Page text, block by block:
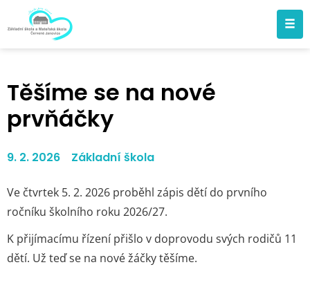
Těšíme se na nové
prvňáčky
9. 2. 2026 Základní škola
Ve čtvrtek 5. 2. 2026 proběhl zápis dětí do prvního
ročníku školního roku 2026/27.
K přijímacímu řízení přišlo v doprovodu svých rodičů 11
dětí. Už teď se na nové žáčky těšíme.